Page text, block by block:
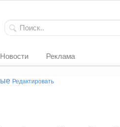
Новости Реклама
Редактировать